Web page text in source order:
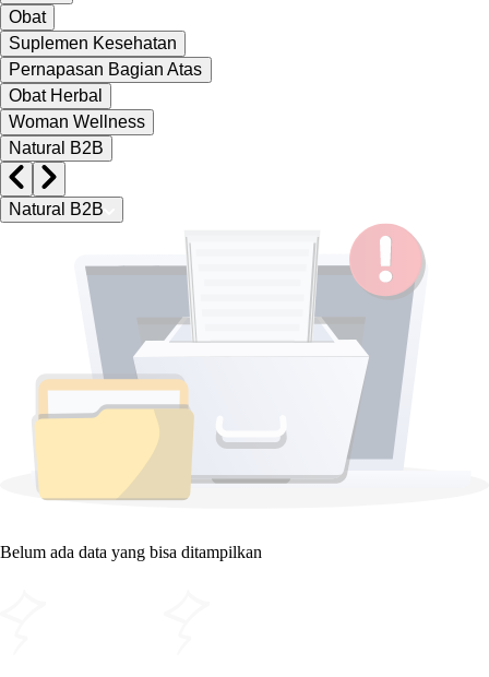
Obat
Suplemen Kesehatan
Pernapasan Bagian Atas
Obat Herbal
Woman Wellness
Natural B2B
Natural B2B
Belum ada data yang bisa ditampilkan